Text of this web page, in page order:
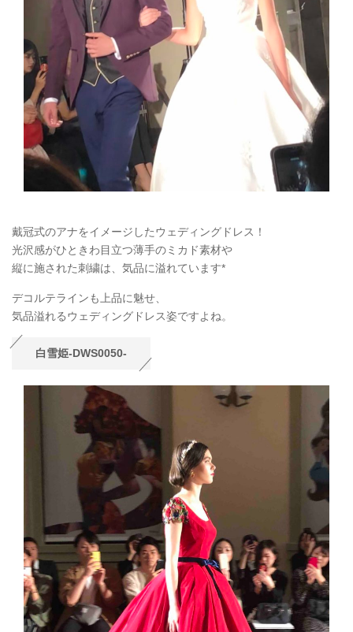
戴冠式のアナをイメージしたウェディングドレス！
光沢感がひときわ目立つ薄手のミカド素材や
縦に施された刺繍は、気品に溢れています*
デコルテラインも上品に魅せ、
気品溢れるウェディングドレス姿ですよね。
白雪姫-DWS0050-